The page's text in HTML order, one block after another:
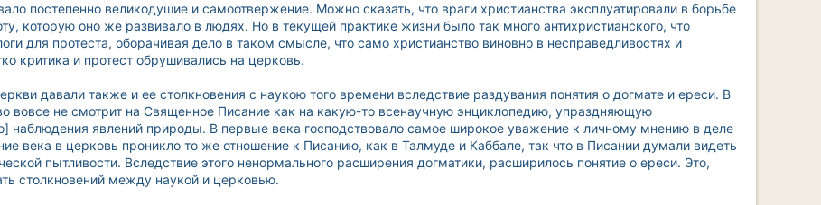
постепенно великодушие и самоотвержение. Можно сказать, что враги христианства эксплуатировали в борьбе
которую оно же развивало в людях. Но в текущей практике жизни было так много антихристианского, что
для протеста, оборачивая дело в таком смысле, что само христианство виновно в несправедливостях и
критика и протест обрушивались на церковь.
давали также и ее столкновения с наукою того времени вследствие раздувания понятия о догмате и ереси. В
вовсе не смотрит на Священное Писание как на какую-то всенаучную энциклопедию, упраздняющую
наблюдения явлений природы. В первые века господствовало самое широкое уважение к личному мнению в деле
века в церковь проникло то же отношение к Писанию, как в Талмуде и Каббале, так что в Писании думали видеть
пытливости. Вследствие этого ненормального расширения догматики, расширилось понятие о ереси. Это,
столкновений между наукой и церковью.